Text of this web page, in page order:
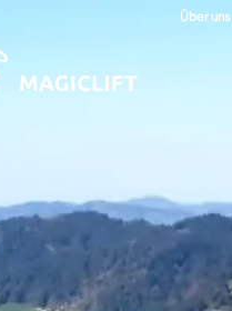
Über uns